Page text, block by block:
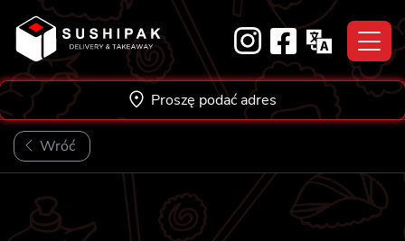
content
Proszę podać adres
Wróć